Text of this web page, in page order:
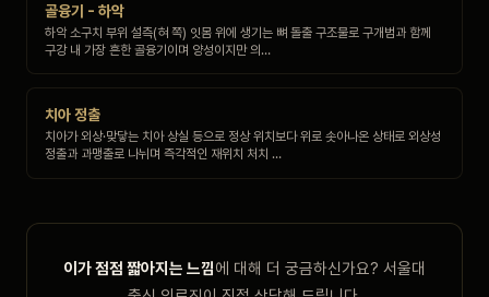
골융기 - 하악
하악 소구치 부위 설측(혀 쪽) 잇몸 위에 생기는 뼈 돌출 구조물로 구개범과 함께
구강 내 가장 흔한 골융기이며 양성이지만 의…
치아 정출
치아가 외상·맞닿는 치아 상실 등으로 정상 위치보다 위로 솟아나온 상태로 외상성
정출과 과맹출로 나뉘며 즉각적인 재위치 처치 …
이가 점점 짧아지는 느낌에 대해 더 궁금하신가요? 서울대